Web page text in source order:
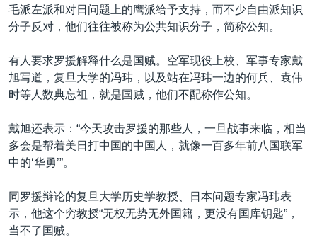
毛派左派和对日问题上的鹰派给予支持，而不少自由派知识
分子反对，他们往往被称为公共知识分子，简称公知。
有人要求罗援解释什么是国贼。空军现役上校、军事专家戴
旭写道，复旦大学的冯玮，以及站在冯玮一边的何兵、袁伟
时等人数典忘祖，就是国贼，他们不配称作公知。
戴旭还表示：“今天攻击罗援的那些人，一旦战事来临，相当
多会是帮着美日打中国的中国人，就像一百多年前八国联军
中的‘华勇’”。
同罗援辩论的复旦大学历史学教授、日本问题专家冯玮表
示，他这个穷教授“无权无势无外国籍，更没有国库钥匙”，
当不了国贼。